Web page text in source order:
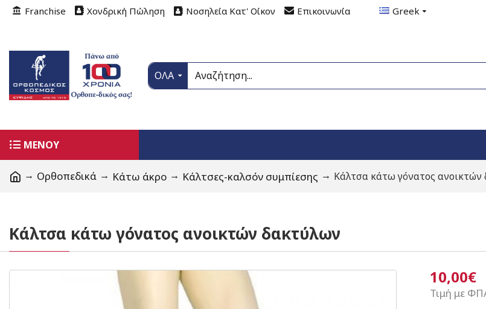
Franchise Χονδρική Πώληση Νοσηλεία Κατ' Οίκον Επικοινωνία Greek
ΟΛΑ
ΜΕΝΟΥ
Ορθοπεδικά Κάτω άκρο Κάλτσες-καλσόν συμπίεσης Κάλτσα κάτω γόνατος ανοικτών
Κάλτσα κάτω γόνατος ανοικτών δακτύλων
10,00€
Τιμή με